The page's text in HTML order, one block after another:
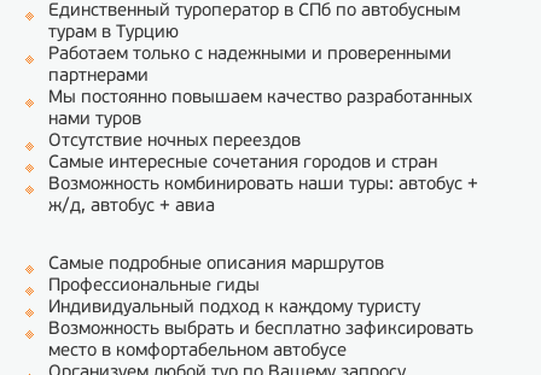
Единственный туроператор в СПб по автобусным
турам в Турцию
Работаем только с надежными и проверенными
партнерами
Мы постоянно повышаем качество разработанных
нами туров
Отсутствие ночных переездов
Самые интересные сочетания городов и стран
Возможность комбинировать наши туры: автобус +
ж/д, автобус + авиа
Самые подробные описания маршрутов
Профессиональные гиды
Индивидуальный подход к каждому туристу
Возможность выбрать и бесплатно зафиксировать
место в комфортабельном автобусе